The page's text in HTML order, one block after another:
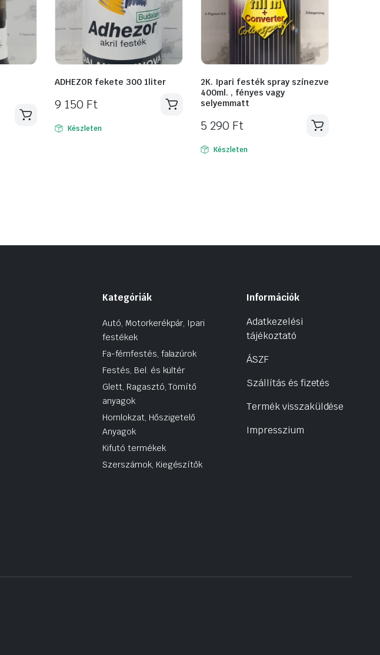
ADHEZOR fekete 300 1liter
9 150 Ft
Készleten
2K. Ipari festék spray színezve
400ml. , fényes vagy
selyemmatt
5 290 Ft
Készleten
Kategóriák
Autó, Motorkerékpár, Ipari
festékek
Fa-fémfestés, falazúrok
Festés, Bel. és kültér
Glett, Ragasztó, Tömítő
anyagok
Homlokzat, Hőszigetelő
Anyagok
Kifutó termékek
Szerszámok, Kiegészítők
Információk
Adatkezelési
tájékoztató
ÁSZF
Szállítás és fizetés
Termék visszaküldése
Impresszium